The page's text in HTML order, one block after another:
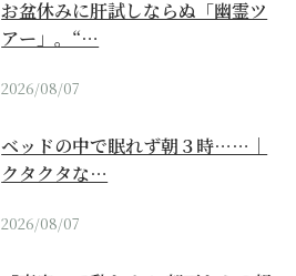
お盆休みに肝試しならぬ「幽霊ツ
アー」。“…
2026/08/07
ベッドの中で眠れず朝３時……｜
クタクタな…
2026/08/07